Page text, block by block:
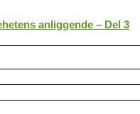
anliggende – Del 3